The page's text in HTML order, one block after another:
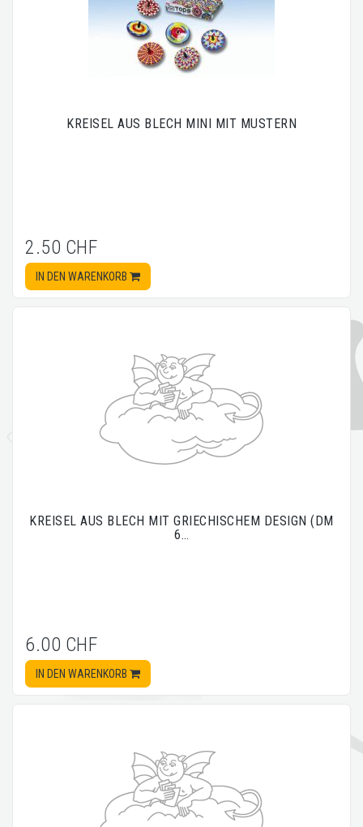
KREISEL AUS BLECH MINI MIT MUSTERN
2.50 CHF
IN DEN WARENKORB
KREISEL AUS BLECH MIT GRIECHISCHEM DESIGN (DM
6…
6.00 CHF
IN DEN WARENKORB